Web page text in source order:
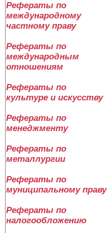
Рефераты по
международному
частному праву
Рефераты по
международным
отношениям
Рефераты по
культуре и искусству
Рефераты по
менеджменту
Рефераты по
металлургии
Рефераты по
муниципальному праву
Рефераты по
налогообложению